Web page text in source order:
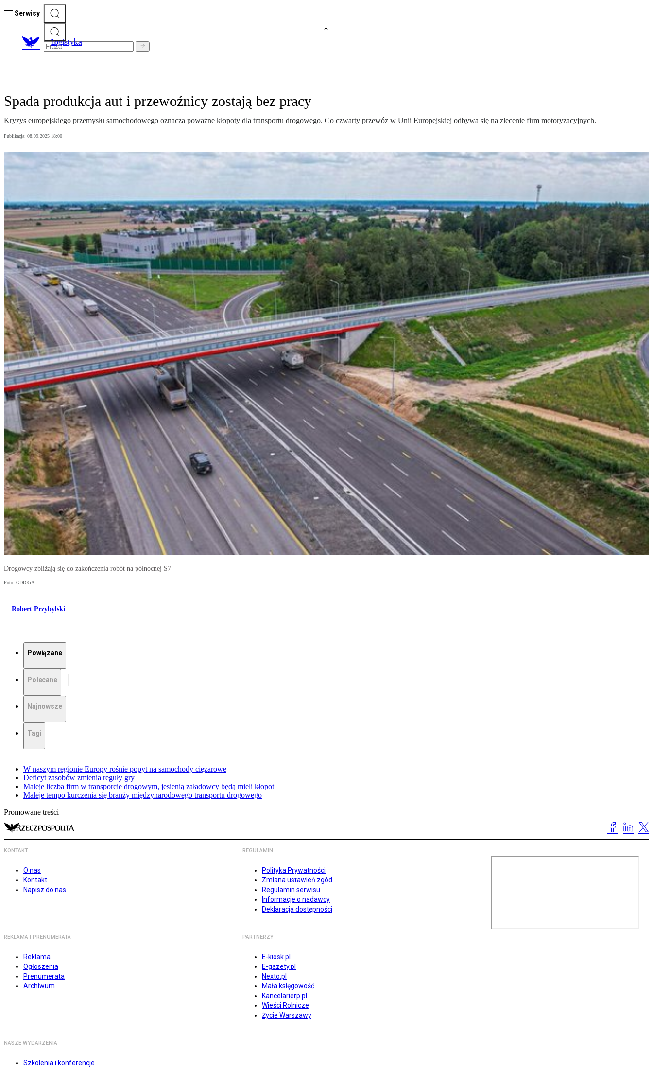
Serwisy
Logistyka
Spada produkcja aut i przewoźnicy zostają bez pracy
Kryzys europejskiego przemysłu samochodowego oznacza poważne kłopoty dla transportu drogowego. Co czwarty przewóz w Unii Europejskiej odbywa się na zlecenie firm motoryzacyjnych.
Publikacja: 08.09.2025 18:00
Drogowcy zbliżają się do zakończenia robót na północnej S7
Foto: GDDKiA
Robert Przybylski
Powiązane
Polecane
Najnowsze
Tagi
W naszym regionie Europy rośnie popyt na samochody ciężarowe
Deficyt zasobów zmienia reguły gry
Maleje liczba firm w transporcie drogowym, jesienią załadowcy będą mieli kłopot
Maleje tempo kurczenia się branży międzynarodowego transportu drogowego
Promowane treści
KONTAKT
O nas
Kontakt
Napisz do nas
REGULAMIN
Polityka Prywatności
Zmiana ustawień zgód
Regulamin serwisu
Informacje o nadawcy
Deklaracja dostępności
REKLAMA I PRENUMERATA
Reklama
Ogłoszenia
Prenumerata
Archiwum
PARTNERZY
E-kiosk.pl
E-gazety.pl
Nexto.pl
Mała księgowość
Kancelarierp.pl
Wieści Rolnicze
Życie Warszawy
NASZE WYDARZENIA
Szkolenia i konferencje